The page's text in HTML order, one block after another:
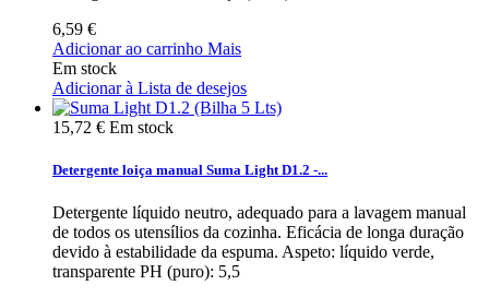
6,59 €
Adicionar ao carrinho Mais
Em stock
Adicionar à Lista de desejos
15,72 € Em stock
Detergente loiça manual Suma Light D1.2 -...
Detergente líquido neutro, adequado para a lavagem manual
de todos os utensílios da cozinha. Eficácia de longa duração
devido à estabilidade da espuma. Aspeto: líquido verde,
transparente PH (puro): 5,5